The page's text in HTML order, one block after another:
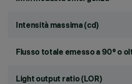
Intensità massima (cd)
Flusso totale emesso a 90° o
Light output ratio (LOR)